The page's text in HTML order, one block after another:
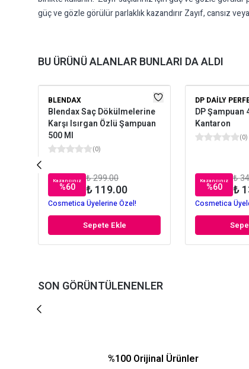
güç ve gözle görülür parlaklık kazandırır Zayıf, cansız
BU ÜRÜNÜ ALANLAR BUNLARI DA ALDI
BLENDAX
Blendax Saç Dökülmelerine
Karşı Isırgan Özlü Şampuan
500 Ml
(0)
Kazancınız
%60
₺ 299.00
₺ 119.00
Cosmetica Üyelerine Özel!
Sepete Ekle
DP DAILY
DP Şampuan
Kantaron
(0)
Kazancınız
%60
₺
₺
Cosmetica
SON GÖRÜNTÜLENENLER
%100 Orijinal Ürünler